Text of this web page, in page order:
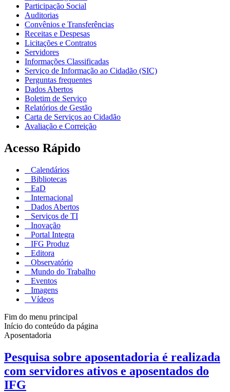
Participação Social
Auditorias
Convênios e Transferências
Receitas e Despesas
Licitações e Contratos
Servidores
Informações Classificadas
Serviço de Informação ao Cidadão (SIC)
Perguntas frequentes
Dados Abertos
Boletim de Serviço
Relatórios de Gestão
Carta de Serviços ao Cidadão
Avaliação e Correição
Acesso Rápido
Calendários
Bibliotecas
EaD
Internacional
Dados Abertos
Serviços de TI
Inovação
Portal Integra
IFG Produz
Editora
Observatório
Mundo do Trabalho
Eventos
Imagens
Vídeos
Fim do menu principal
Início do conteúdo da página
Aposentadoria
Pesquisa sobre aposentadoria é realizada
com servidores ativos e aposentados do
IFG